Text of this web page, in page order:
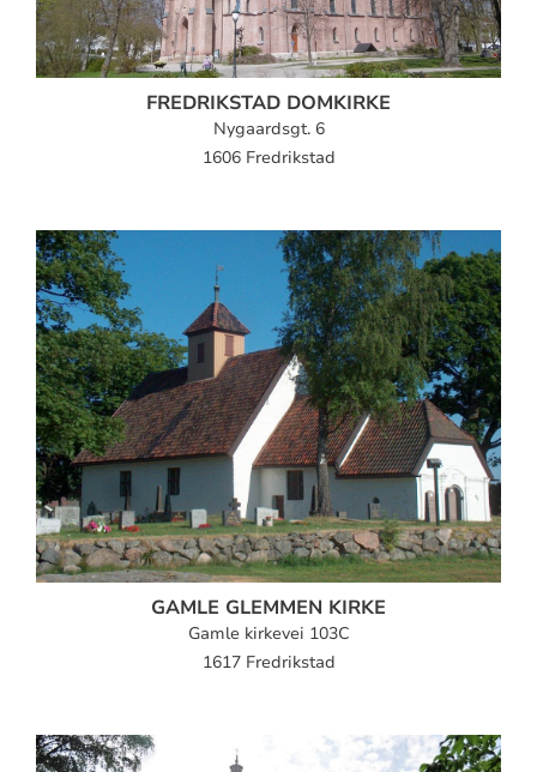
FREDRIKSTAD DOMKIRKE
Nygaardsgt. 6
1606 Fredrikstad
GAMLE GLEMMEN KIRKE
Gamle kirkevei 103C
1617 Fredrikstad